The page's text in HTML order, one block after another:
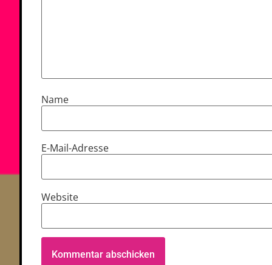
Name
E-Mail-Adresse
Website